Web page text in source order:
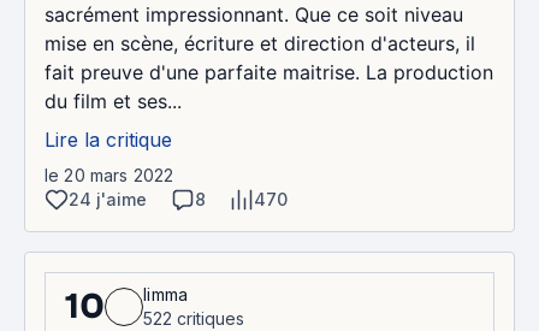
sacrément impressionnant. Que ce soit niveau
mise en scène, écriture et direction d'acteurs, il
fait preuve d'une parfaite maitrise. La production
du film et ses...
Lire la critique
le 20 mars 2022
24 j'aime
8 470
10
limma
522 critiques